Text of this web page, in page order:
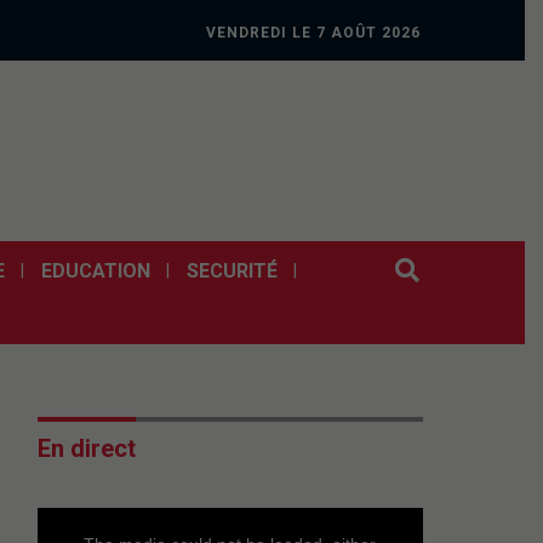
VENDREDI LE 7 AOÛT 2026
EDUCATION SECURITÉ
En direct